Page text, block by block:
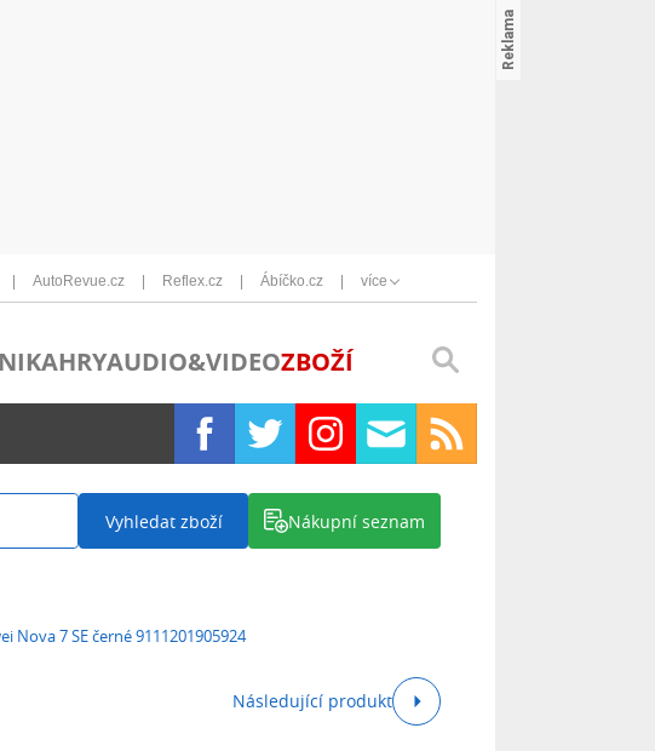
AutoRevue.cz Reflex.cz Ábíčko.cz více
HRYAUDIO&VIDEOZBOŽÍ
Vyhledat zboží Nákupní seznam
Nova 7 SE černé 9111201905924
Následující produkt